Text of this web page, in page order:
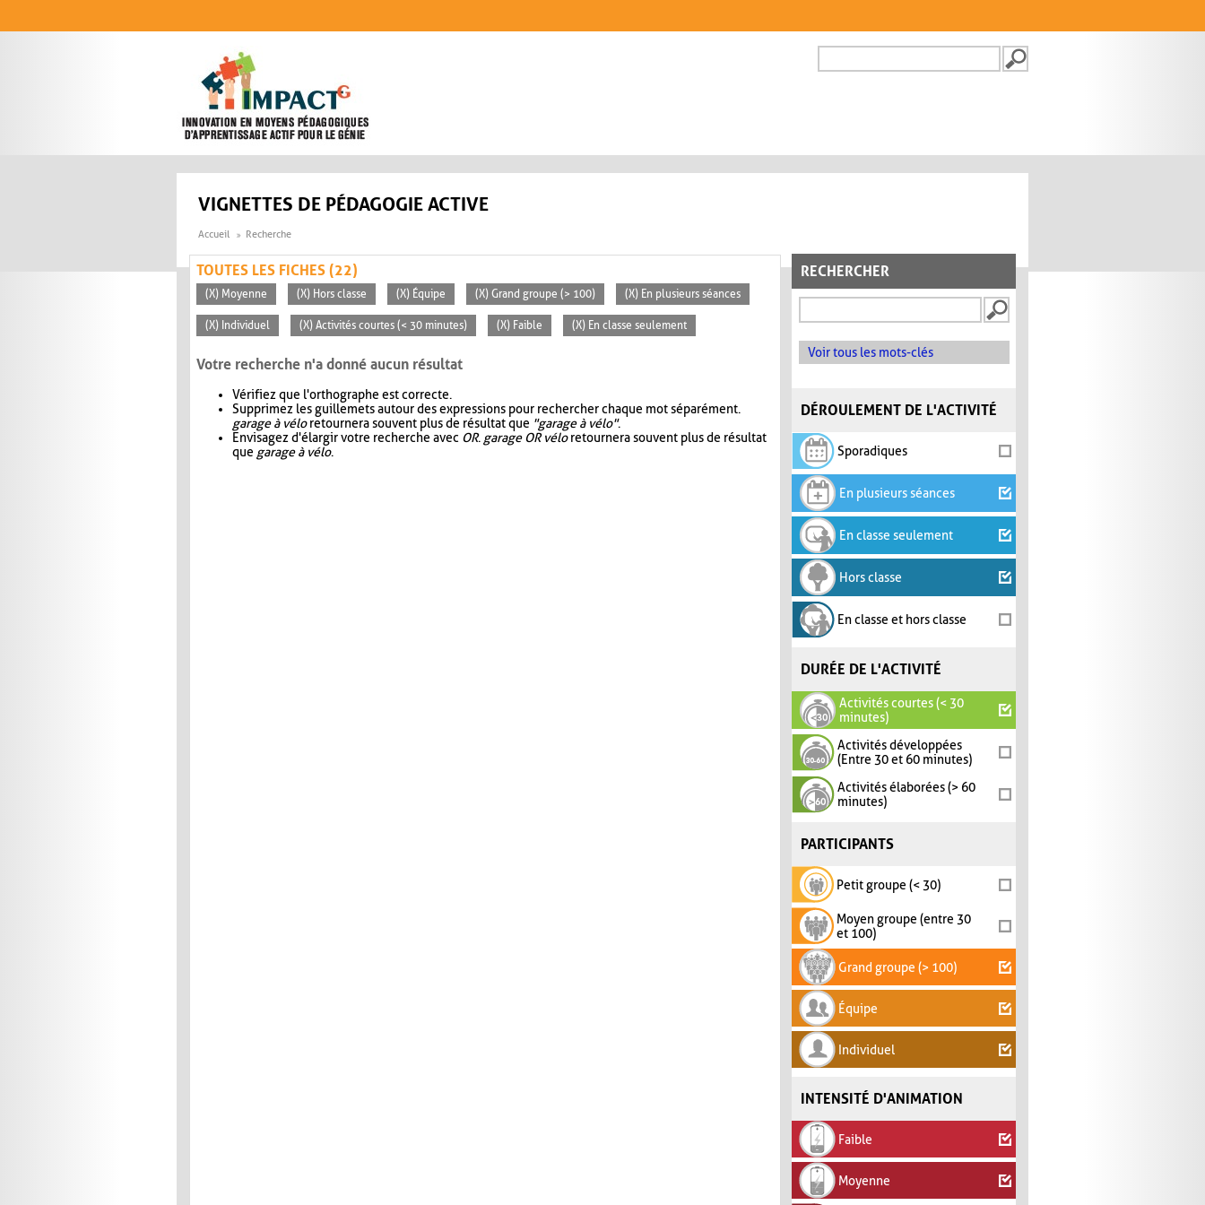
FORMULAIRE DE
VIGNETTES DE PÉDAGOGIE ACTIVE
Accueil Recherche
RECHERCHER
Voir tous les mots-clés
DÉROULEMENT DE L'ACTIVITÉ
Sporadiques
En plusieurs séances
En classe seulement
Hors classe
En classe et hors classe
DURÉE DE L'ACTIVITÉ
Activités courtes (< 30
minutes)
Activités développées
(Entre 30 et 60 minutes)
Activités élaborées (> 60
minutes)
PARTICIPANTS
Petit groupe (< 30)
Moyen groupe (entre 30
et 100)
Grand groupe (> 100)
Équipe
Individuel
INTENSITÉ D'ANIMATION
Faible
Moyenne
TOUTES LES FICHES (22)
(X) Moyenne (X) Hors classe (X) Équipe (X) Grand groupe (> 100) (X) En plusieurs séances
(X) Individuel (X) Activités courtes (< 30 minutes) (X) Faible (X) En classe seulement
Votre recherche n'a donné aucun résultat
Vérifiez que l'orthographe est correcte.
Supprimez les guillemets autour des expressions pour rechercher chaque mot séparément.
garage à véloretournera souvent plus de résultat que "garage à vélo".
Envisagez d'élargir votre recherche avec OR. garage OR véloretournera souvent plus de résultat
que garage à vélo.